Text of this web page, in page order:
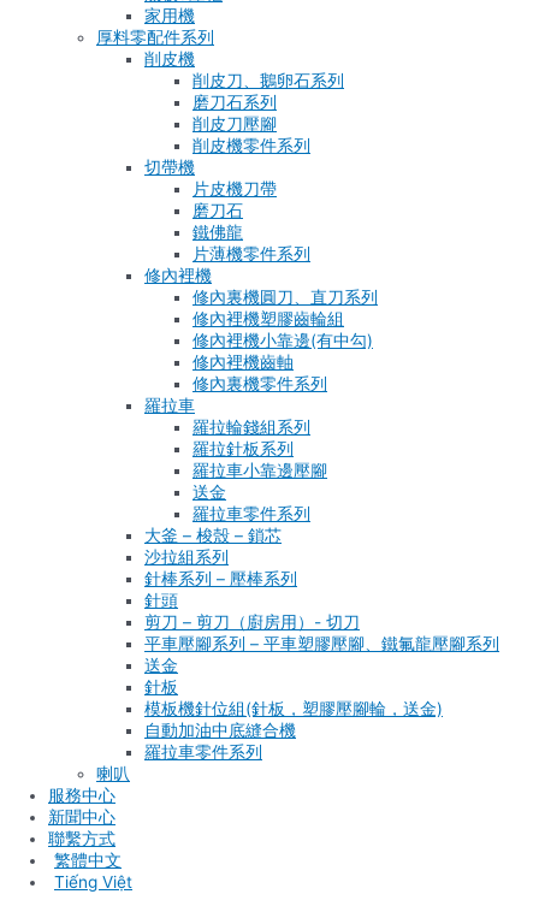
家用機
厚料零配件系列
削皮機
削皮刀、鵝卵石系列
磨刀石系列
削皮刀壓腳
削皮機零件系列
切帶機
片皮機刀帶
磨刀石
鐵佛龍
片薄機零件系列
修內裡機
修內裏機圓刀、直刀系列
修內裡機塑膠齒輪組
修內裡機小靠邊(有中勾)
修內裡機齒軸
修內裏機零件系列
羅拉車
羅拉輪錢組系列
羅拉針板系列
羅拉車小靠邊壓腳
送金
羅拉車零件系列
大釜 – 梭殼 – 鎖芯
沙拉組系列
針棒系列 – 壓棒系列
針頭
剪刀 – 剪刀（廚房用）- 切刀
平車壓腳系列 – 平車塑膠壓腳、鐵氟龍壓腳系列
送金
針板
模板機針位組(針板，塑膠壓腳輪，送金)
自動加油中底縫合機
羅拉車零件系列
喇叭
服務中心
新聞中心
聯繫方式
Tiếng Việt